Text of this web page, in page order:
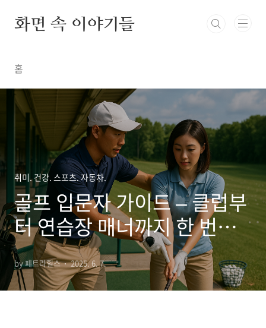
화면 속 이야기들
홈
취미. 건강. 스포츠. 자동차.
골프 입문자 가이드 – 클럽부
터 연습장 매너까지 한 번에
정리
by 페트라힐스 2025. 6. 7.